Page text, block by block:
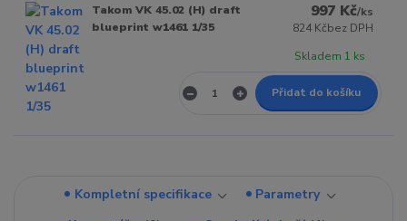
Takom VK 45.02 (H) draft
blueprint w1461 1/35
997 Kč/ks
824 Kčbez DPH
Skladem 1 ks
Přidat do košíku
Kompletní specifikace
Parametry